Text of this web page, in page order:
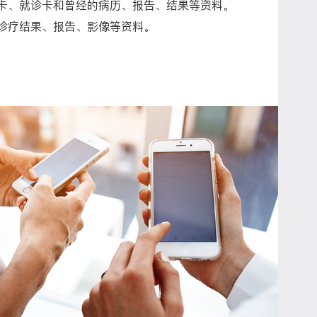
、就诊卡和曾经的病历、报告、结果等资料。
结果、报告、影像等资料。